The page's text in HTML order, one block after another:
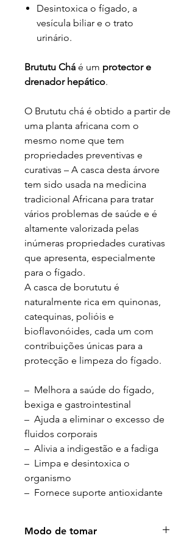
Desintoxica o fígado, a
vesícula biliar e o trato
urinário.
Brututu Chá é um protector e
drenador hepático.
O Brututu chá é obtido a partir de
uma planta africana com o
mesmo nome que tem
propriedades preventivas e
curativas – A casca desta árvore
tem sido usada na medicina
tradicional Africana para tratar
vários problemas de saúde e é
altamente valorizada pelas
inúmeras propriedades curativas
que apresenta, especialmente
para o fígado.
A casca de borututu é
naturalmente rica em quinonas,
catequinas, polióis e
bioflavonóides, cada um com
contribuições únicas para a
protecção e limpeza do fígado.
– Melhora a saúde do fígado,
bexiga e gastrointestinal
– Ajuda a eliminar o excesso de
fluidos corporais
– Alivia a indigestão e a fadiga
– Limpa e desintoxica o
organismo
– Fornece suporte antioxidante
Modo de tomar